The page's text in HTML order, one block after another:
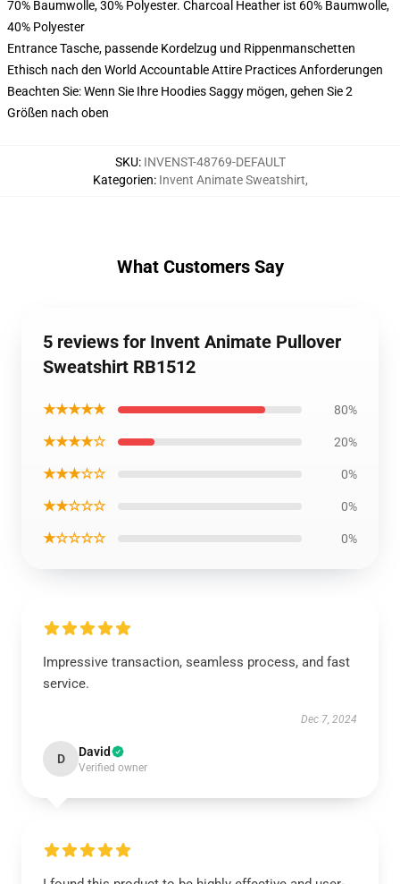
70% Baumwolle, 30% Polyester. Charcoal Heather ist 60% Baumwolle,
40% Polyester
Entrance Tasche, passende Kordelzug und Rippenmanschetten
Ethisch nach den World Accountable Attire Practices Anforderungen
Beachten Sie: Wenn Sie Ihre Hoodies Saggy mögen, gehen Sie 2
Größen nach oben
SKU: INVENST-48769-DEFAULT
Kategorien: Invent Animate Sweatshirt,
What Customers Say
5 reviews for Invent Animate Pullover
Sweatshirt RB1512
★★★★★ 80%
★★★★☆ 20%
★★★☆☆ 0%
★★☆☆☆ 0%
★☆☆☆☆ 0%
Impressive transaction, seamless process, and fast
service.
Dec 7, 2024
D David
Verified owner